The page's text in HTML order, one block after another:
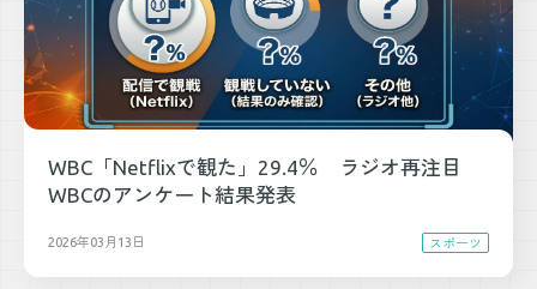
WBC「Netflixで観た」29.4％ ラジオ再注目
WBCのアンケート結果発表
2026年03月13日 スポーツ